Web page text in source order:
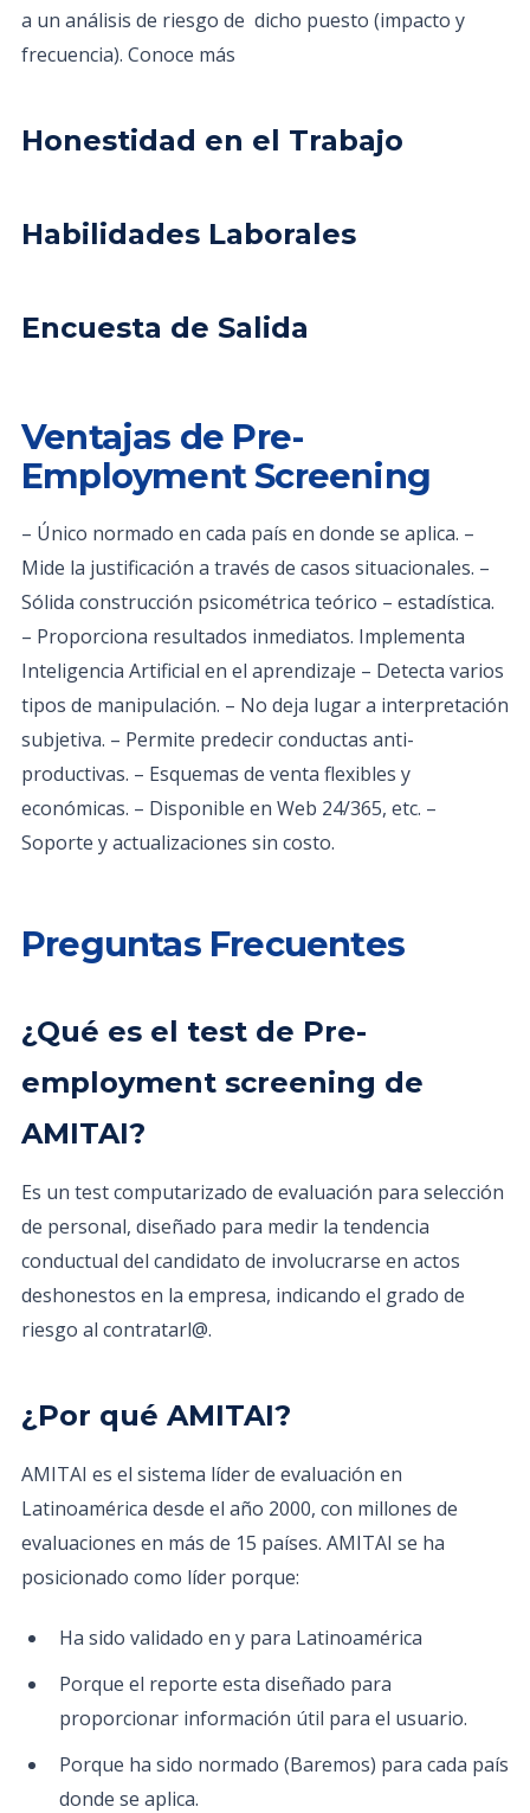
a un análisis de riesgo de dicho puesto (impacto y
frecuencia). Conoce más
Honestidad en el Trabajo
Habilidades Laborales
Encuesta de Salida
Ventajas de Pre-
Employment Screening
– Único normado en cada país en donde se aplica. –
Mide la justificación a través de casos situacionales. –
Sólida construcción psicométrica teórico – estadística.
– Proporciona resultados inmediatos. Implementa
Inteligencia Artificial en el aprendizaje – Detecta varios
tipos de manipulación. – No deja lugar a interpretación
subjetiva. – Permite predecir conductas anti-
productivas. – Esquemas de venta flexibles y
económicas. – Disponible en Web 24/365, etc. –
Soporte y actualizaciones sin costo.
Preguntas Frecuentes
¿Qué es el test de Pre-
employment screening de
AMITAI?
Es un test computarizado de evaluación para selección
de personal, diseñado para medir la tendencia
conductual del candidato de involucrarse en actos
deshonestos en la empresa, indicando el grado de
riesgo al contratarl@.
¿Por qué AMITAI?
AMITAI es el sistema líder de evaluación en
Latinoamérica desde el año 2000, con millones de
evaluaciones en más de 15 países. AMITAI se ha
posicionado como líder porque:
Ha sido validado en y para Latinoamérica
Porque el reporte esta diseñado para
proporcionar información útil para el usuario.
Porque ha sido normado (Baremos) para cada país
donde se aplica.